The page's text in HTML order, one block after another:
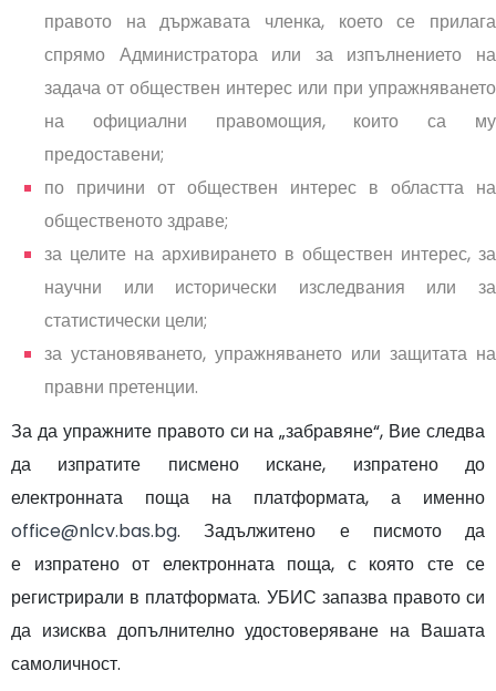
правото на държавата членка, което се прилага
спрямо Администратора или за изпълнението на
задача от обществен интерес или при упражняването
на официални правомощия, които са му
предоставени;
по причини от обществен интерес в областта на
общественото здраве;
за целите на архивирането в обществен интерес, за
научни или исторически изследвания или за
статистически цели;
за установяването, упражняването или защитата на
правни претенции.
За да упражните правото си на „забравяне“, Вие следва
да изпратите писмено искане, изпратено до
електронната поща на платформата, а именно
office@nlcv.bas.bg. Задължитено е писмото да
е изпратено от електронната поща, с която сте се
регистрирали в платформата. УБИС запазва правото си
да изисква допълнително удостоверяване на Вашата
самоличност.